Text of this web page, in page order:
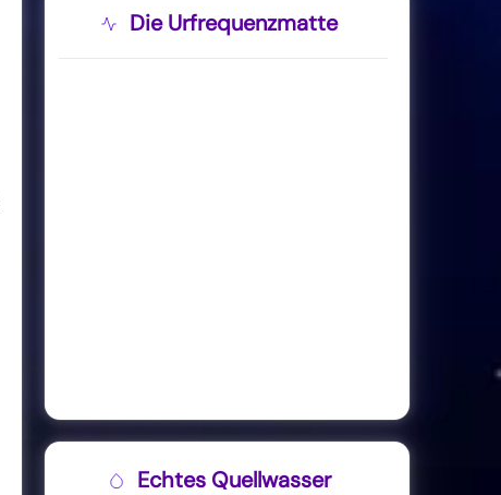
Die Urfrequenzmatte
Echtes Quellwasser